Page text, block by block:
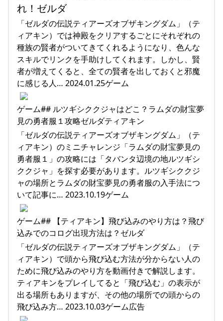
れ！ゼルダ
「ゼルダの伝説ティアーズオブザキングダム」（テ
ィアキン）では神殿をクリアするごとにそれぞれの
種族の賢者がついてきてくれるようになり、色んな
スキルでリンクを手助けしてくれます。しかし、賢
者が増えてくると、全ての賢者を出しておくと邪魔
に感じる人… 2024.01.25ゲーム
ゲーム## ルツギシククジャはどこ？ラムダの財宝夢
見の勇者服１攻略ゼルダティアキン
「ゼルダの伝説ティアーズオブザキングダム」（テ
ィアキン）のミニチャレンジ「ラムダの財宝夢見の
勇者服１」の攻略には「タバンタ辺境の地ルツギシ
ククジャ」を探す必要があります。ルツギシククジ
ャの場所とラムダの財宝夢見の勇者服の入手法につ
いて記事に… 2023.10.19ゲーム
ゲーム## 【ティアキン】飛び込みのやり方は？飛び
込みでのコログ出現方法は？ゼルダ
「ゼルダの伝説ティアーズオブザキングダム」（テ
ィアキン）で頭から飛び込む方法が分からない人の
ために飛び込みのやり方を動画付きで解説します。
ティアキンをプレイしてると「飛び込む」の表示が
出る場所もありますが、その他の場所での頭からの
飛び込み方… 2023.10.03ゲーム広告